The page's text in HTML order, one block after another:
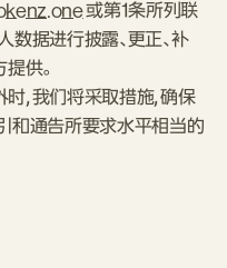
或第1条所列联
数据进行披露、更正、补
供。
，我们将采取措施，确保
和通告所要求水平相当的